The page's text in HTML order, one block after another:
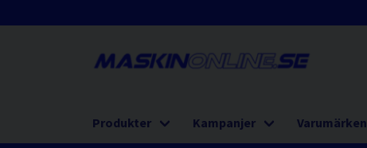
Produkter Kampanjer Varumärken